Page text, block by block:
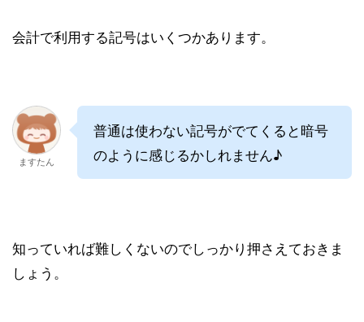
会計で利用する記号はいくつかあります。
ますたん
普通は使わない記号がでてくると暗号
のように感じるかしれません♪
知っていれば難しくないのでしっかり押さえておきま
しょう。